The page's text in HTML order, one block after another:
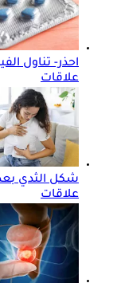
احذر- تناول
علاقات
شكل الثدي بعد الأربعين.. 6
علاقات